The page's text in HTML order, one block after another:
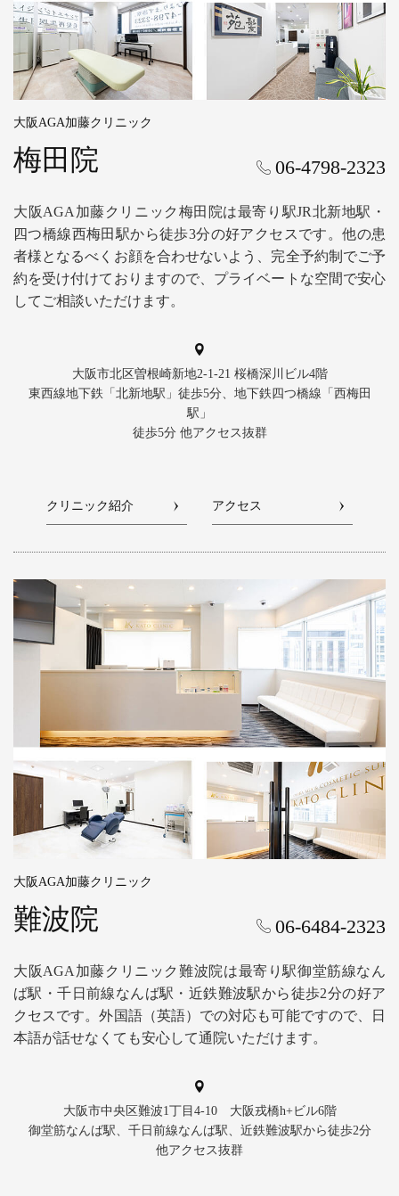
大阪AGA加藤クリニック
梅田院 06-4798-2323
大阪AGA加藤クリニック梅田院は最寄り駅JR北新地駅・
四つ橋線西梅田駅から徒歩3分の好アクセスです。他の患
者様となるべくお顔を合わせないよう、完全予約制でご予
約を受け付けておりますので、プライベートな空間で安心
してご相談いただけます。
大阪市北区曽根崎新地2-1-21 桜橋深川ビル4階
東西線地下鉄「北新地駅」徒歩5分、地下鉄四つ橋線「西梅田
駅」
徒歩5分 他アクセス抜群
クリニック紹介 アクセス
大阪AGA加藤クリニック
難波院 06-6484-2323
大阪AGA加藤クリニック難波院は最寄り駅御堂筋線なん
ば駅・千日前線なんば駅・近鉄難波駅から徒歩2分の好ア
クセスです。外国語（英語）での対応も可能ですので、日
本語が話せなくても安心して通院いただけます。
大阪市中央区難波1丁目4-10 大阪戎橋h+ビル6階
御堂筋なんば駅、千日前線なんば駅、近鉄難波駅から徒歩2分
他アクセス抜群